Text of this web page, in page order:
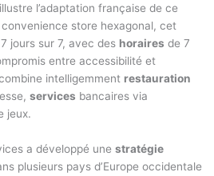
l’adaptation française de ce
store hexagonal, cet
jours sur 7, avec des horaires de 7
entre accessibilité et
intelligemment restauration
services bancaires via
jeux.
a développé une stratégie
plusieurs pays d’Europe occidentale